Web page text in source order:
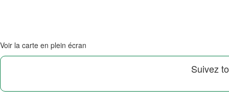
Voir la carte en plein écran
Suivez